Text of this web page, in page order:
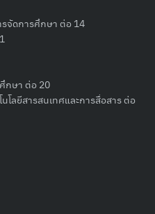
จัดการศึกษา ต่อ 14
กษา ต่อ 20
โลยีสารสนเทศและการสื่อสาร ต่อ